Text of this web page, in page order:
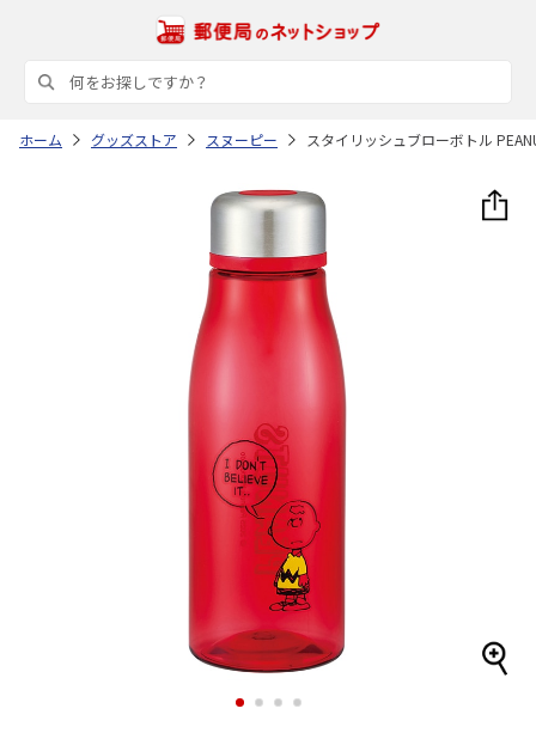
ホーム グッズストア スヌーピー スタイリッシュブローボトル
1 2 3 4